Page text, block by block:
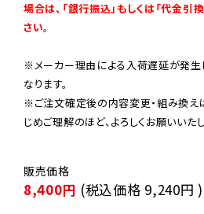
場合は、「銀行振込」もしくは「代金引
さい。
※メーカー理由による入荷遅延が発生
なります。
※ご注文確定後の内容変更・組み換え
じめご理解のほど、よろしくお願いいたし
8,400円 (税込価格 9,240円 )